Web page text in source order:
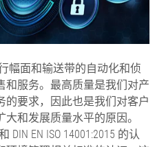
幅面和输送带的自动化和侦
和服务。最高质量是我们对产
的要求，因此也是我们对客户
和发展质量水平的原因。
DIN EN ISO 14001:2015 的认